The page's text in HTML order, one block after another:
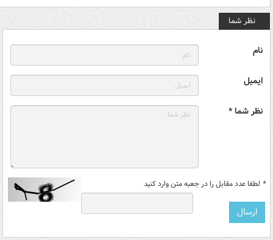
نظر شما
نام
ایمیل
نظر شما *
* لطفا عدد مقابل را در جعبه متن وارد کنید